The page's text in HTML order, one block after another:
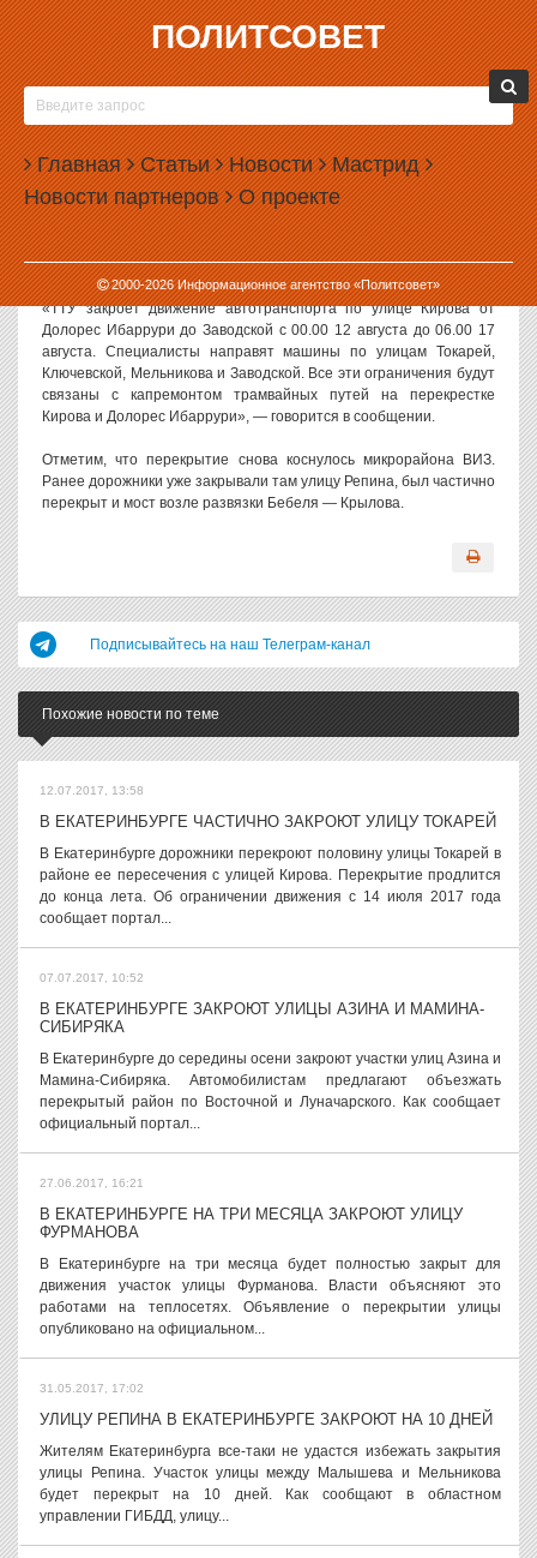
ПОЛИТСОВЕТ
Главная Статьи Новости Мастрид
Новости партнеров О проекте
2000-2026Информационное агентство «Политсовет»
09.08.2017, 12:49
В ЕКАТЕРИНБУРГЕ ЗАКРОЮТ УЛИЦУ КРЫЛОВА
В Екатеринбурге из-за ремонта трамвайных путей будут закрыты
улицы Крылова и Долорес Ибаррури. Перекрытие продлится
пять дней.
Как сообщает портал городской администрации, улицы будут
закрыты с 12 августа.
«ТТУ закроет движение автотранспорта по улице Кирова от
Долорес Ибаррури до Заводской с 00.00 12 августа до 06.00 17
августа. Специалисты направят машины по улицам Токарей,
Ключевской, Мельникова и Заводской. Все эти ограничения будут
связаны с капремонтом трамвайных путей на перекрестке
Кирова и Долорес Ибаррури», — говорится в сообщении.
Отметим, что перекрытие снова коснулось микрорайона ВИЗ.
Ранее дорожники уже закрывали там улицу Репина, был частично
перекрыт и мост возле развязки Бебеля — Крылова.
Подписывайтесь на наш Телеграм-канал
Похожие новости по теме
12.07.2017, 13:58
В ЕКАТЕРИНБУРГЕ ЧАСТИЧНО ЗАКРОЮТ УЛИЦУ ТОКАРЕЙ
В Екатеринбурге дорожники перекроют половину улицы Токарей в
районе ее пересечения с улицей Кирова. Перекрытие продлится
до конца лета. Об ограничении движения с 14 июля 2017 года
сообщает портал...
07.07.2017, 10:52
В ЕКАТЕРИНБУРГЕ ЗАКРОЮТ УЛИЦЫ АЗИНА И МАМИНА-
СИБИРЯКА
В Екатеринбурге до середины осени закроют участки улиц Азина и
Мамина-Сибиряка. Автомобилистам предлагают объезжать
перекрытый район по Восточной и Луначарского. Как сообщает
официальный портал...
27.06.2017, 16:21
В ЕКАТЕРИНБУРГЕ НА ТРИ МЕСЯЦА ЗАКРОЮТ УЛИЦУ
ФУРМАНОВА
В Екатеринбурге на три месяца будет полностью закрыт для
движения участок улицы Фурманова. Власти объясняют это
работами на теплосетях. Объявление о перекрытии улицы
опубликовано на официальном...
31.05.2017, 17:02
УЛИЦУ РЕПИНА В ЕКАТЕРИНБУРГЕ ЗАКРОЮТ НА 10 ДНЕЙ
Жителям Екатеринбурга все-таки не удастся избежать закрытия
улицы Репина. Участок улицы между Малышева и Мельникова
будет перекрыт на 10 дней. Как сообщают в областном
управлении ГИБДД, улицу...